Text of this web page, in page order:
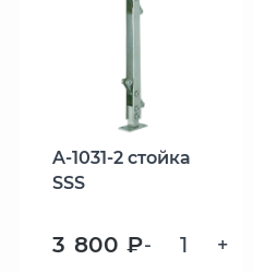
A-1031-2 стойка
SSS
3 800 ₽- +